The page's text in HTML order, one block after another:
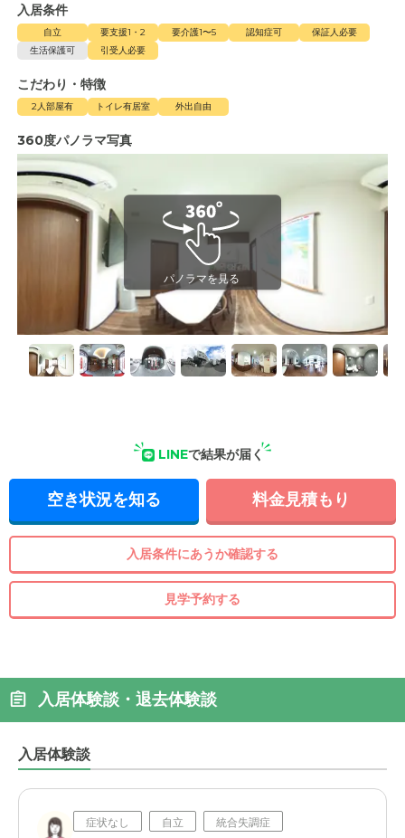
入居条件
自立 要支援1・2 要介護1〜5 認知症可
保証人必要
生活保護可
引受人必要
こだわり・特徴
2人部屋有 トイレ有居室 外出自由
360度パノラマ写真
LINEで結果が届く
空き状況を知る 料金見積もり
入居条件にあうか確認する
見学予約する
入居体験談・退去体験談
入居体験談
症状なし 自立 統合失調症